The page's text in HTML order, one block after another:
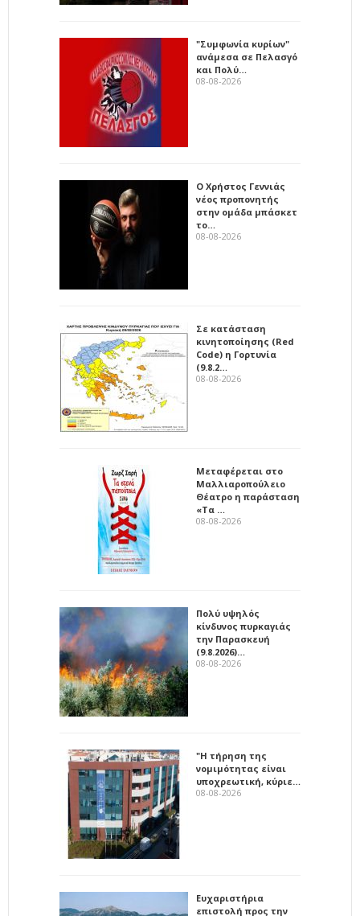
"Συμφωνία κυρίων"
ανάμεσα σε Πελασγό
και Πολύ…
08-08-2026
Ο Χρήστος Γεννιάς
νέος προπονητής
στην ομάδα μπάσκετ
το…
08-08-2026
Σε κατάσταση
κινητοποίησης (Red
Code) η Γορτυνία
(9.8.2…
08-08-2026
Μεταφέρεται στο
Μαλλιαροπούλειο
Θέατρο η παράσταση
«Τα …
08-08-2026
Πολύ υψηλός
κίνδυνος πυρκαγιάς
την Παρασκευή
(9.8.2026)…
08-08-2026
"Η τήρηση της
νομιμότητας είναι
υποχρεωτική, κύριε…
08-08-2026
Ευχαριστήρια
επιστολή προς την